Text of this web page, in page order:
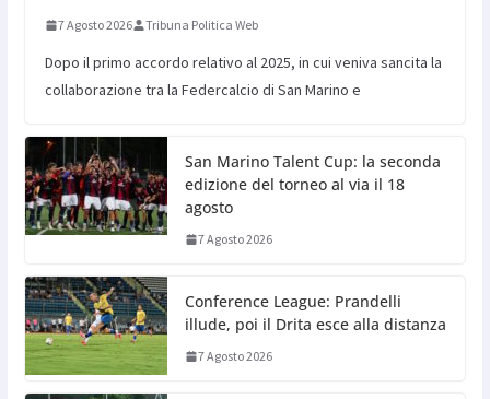
7 Agosto 2026 Tribuna Politica Web
Dopo il primo accordo relativo al 2025, in cui veniva sancita la
collaborazione tra la Federcalcio di San Marino e
San Marino Talent Cup: la seconda
edizione del torneo al via il 18
agosto
7 Agosto 2026
Conference League: Prandelli
illude, poi il Drita esce alla distanza
7 Agosto 2026